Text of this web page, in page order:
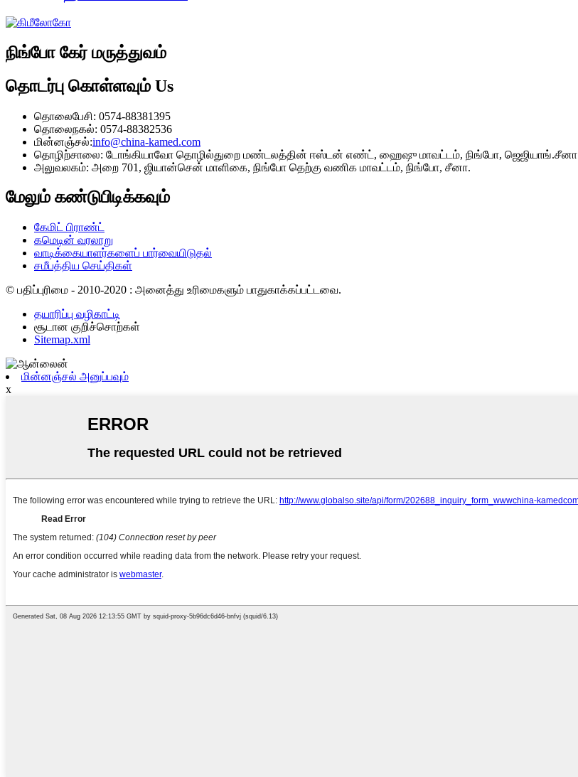
நிங்போ கேர் மருத்துவம்
தொடர்பு கொள்ளவும் Us
தொலைபேசி: 0574-88381395
தொலைநகல்: 0574-88382536
மின்னஞ்சல்:info@china-kamed.com
தொழிற்சாலை: டோங்கியாவோ தொழில்துறை மண்டலத்தின் ஈஸ்டன் எண்ட், ஹைஷு மாவட்டம், நிங்போ, ஜெஜியாங்.சீனா
அலுவலகம்: அறை 701, ஜியான்சென் மாளிகை, நிங்போ தெற்கு வணிக மாவட்டம், நிங்போ, சீனா.
மேலும் கண்டுபிடிக்கவும்
கேமிட் பிராண்ட்
கமெடின் வரலாறு
வாடிக்கையாளர்களைப் பார்வையிடுதல்
சமீபத்திய செய்திகள்
© பதிப்புரிமை - 2010-2020 : அனைத்து உரிமைகளும் பாதுகாக்கப்பட்டவை.
தயாரிப்பு வழிகாட்டி
சூடான குறிச்சொற்கள்
Sitemap.xml
மின்னஞ்சல் அனுப்பவும்
x